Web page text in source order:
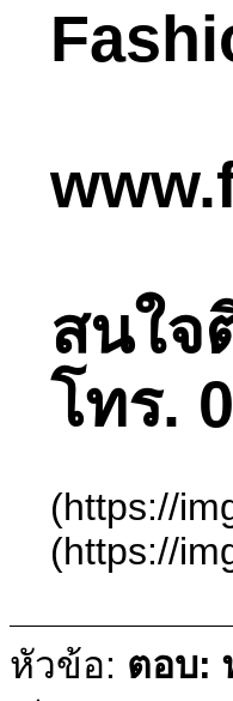
สนใจ
โทร.
(https://
(https://
หัวข้อ: ตอบ: